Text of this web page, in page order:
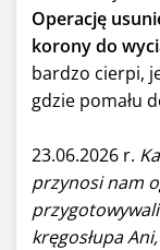
Operację
korony do
bardzo cierpi,
gdzie pomału
23.06.2026 r.
przynosi nam
kręgosłupa